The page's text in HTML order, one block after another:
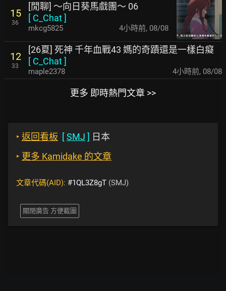
15
36
[閒聊] ～向日葵馬戲團～ 06
[ C_Chat]
mkcg5825 4小時前, 08/08
12
33
[26夏] 死神 千年血戰43 媽的奇蹟還是一樣白癡
[ C_Chat]
maple2378 4小時前, 08/08
更多 即時熱門文章 >>
‣ 返回看板 [SMJ ] 日本
‣ 更多 Kamidake 的文章
文章代碼(AID): #1QL3Z8gT (SMJ)
關閉廣告 方便截圖